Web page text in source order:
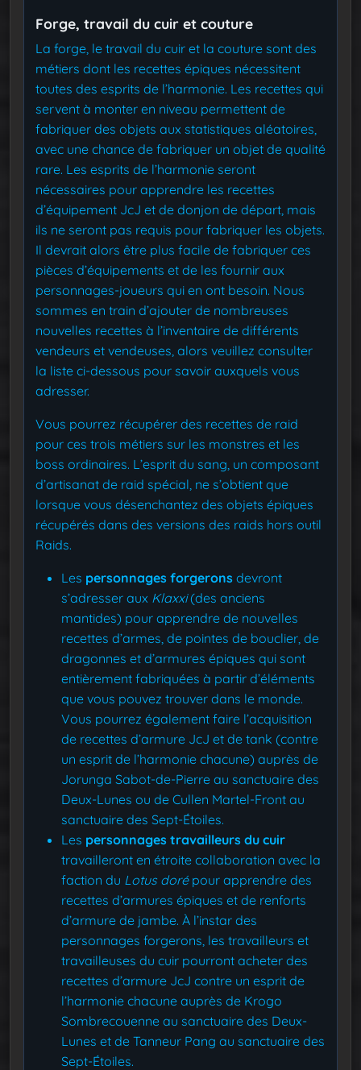
Forge, travail du cuir et couture
La forge, le travail du cuir et la couture sont des
métiers dont les recettes épiques nécessitent
toutes des esprits de l’harmonie. Les recettes qui
servent à monter en niveau permettent de
fabriquer des objets aux statistiques aléatoires,
avec une chance de fabriquer un objet de qualité
rare. Les esprits de l’harmonie seront
nécessaires pour apprendre les recettes
d’équipement JcJ et de donjon de départ, mais
ils ne seront pas requis pour fabriquer les objets.
Il devrait alors être plus facile de fabriquer ces
pièces d’équipements et de les fournir aux
personnages-joueurs qui en ont besoin. Nous
sommes en train d’ajouter de nombreuses
nouvelles recettes à l’inventaire de différents
vendeurs et vendeuses, alors veuillez consulter
la liste ci-dessous pour savoir auxquels vous
adresser.
Vous pourrez récupérer des recettes de raid
pour ces trois métiers sur les monstres et les
boss ordinaires. L’esprit du sang, un composant
d’artisanat de raid spécial, ne s’obtient que
lorsque vous désenchantez des objets épiques
récupérés dans des versions des raids hors outil
Raids.
Les personnages forgerons devront
s’adresser aux Klaxxi(des anciens
mantides) pour apprendre de nouvelles
recettes d’armes, de pointes de bouclier, de
dragonnes et d’armures épiques qui sont
entièrement fabriquées à partir d’éléments
que vous pouvez trouver dans le monde.
Vous pourrez également faire l’acquisition
de recettes d’armure JcJ et de tank (contre
un esprit de l’harmonie chacune) auprès de
Jorunga Sabot-de-Pierre au sanctuaire des
Deux-Lunes ou de Cullen Martel-Front au
sanctuaire des Sept-Étoiles.
Les personnages travailleurs du cuir
travailleront en étroite collaboration avec la
faction du Lotus dorépour apprendre des
recettes d’armures épiques et de renforts
d’armure de jambe. À l’instar des
personnages forgerons, les travailleurs et
travailleuses du cuir pourront acheter des
recettes d’armure JcJ contre un esprit de
l’harmonie chacune auprès de Krogo
Sombrecouenne au sanctuaire des Deux-
Lunes et de Tanneur Pang au sanctuaire des
Sept-Étoiles.